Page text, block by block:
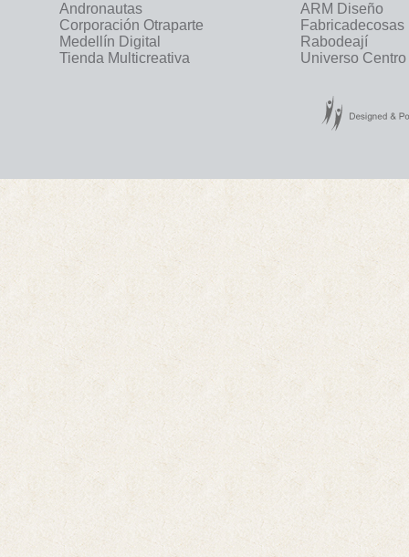
Andronautas
ARM Diseño
Corporación Otraparte
Fabricadecosas
Medellín Digital
Rabodeají
Tienda Multicreativa
Universo Centro